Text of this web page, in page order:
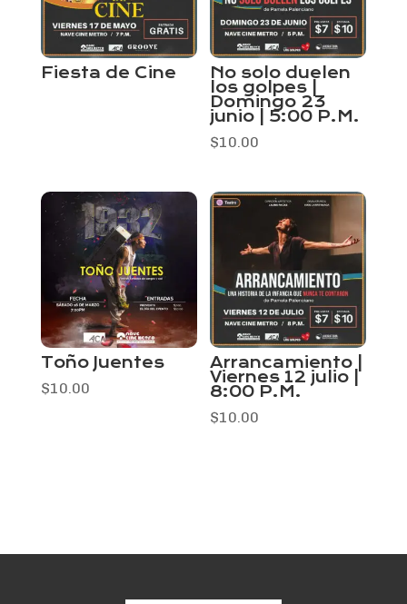
Fiesta de Cine
No solo duelen
los golpes |
Domingo 23
junio | 5:00 P.M.
$10.00
Toño Juentes
$10.00
Arrancamiento |
Viernes 12 julio |
8:00 P.M.
$10.00